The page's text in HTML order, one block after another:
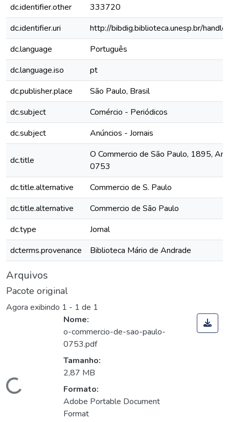
dc.identifier.other
333720
dc.identifier.uri
http://bibdig.biblioteca.unesp.br/
dc.language
Português
dc.language.iso
pt
dc.publisher.place
São Paulo, Brasil
dc.subject
Comércio - Periódicos
dc.subject
Anúncios - Jornais
dc.title
O Commercio de São Paulo, 1895,
0753
dc.title.alternative
Commercio de S. Paulo
dc.title.alternative
Commercio de São Paulo
dc.type
Jornal
dcterms.provenance
Biblioteca Mário de Andrade
Arquivos
Pacote original
Agora exibindo 1 - 1 de 1
Carregando...
Nome:
o-commercio-de-sao-paulo-
0753.pdf
Tamanho:
2,87 MB
Formato:
Adobe Portable Document
Format